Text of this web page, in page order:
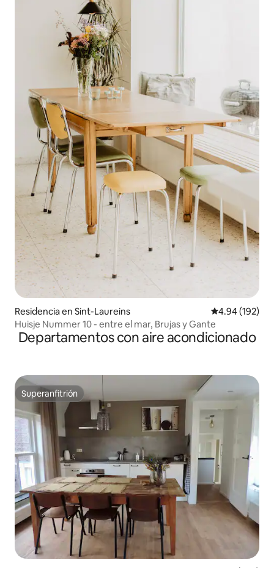
Residencia en Sint-Laureins Calificación
4.94 (192)
Huisje Nummer 10 - entre el mar, Brujas y Gante
Departamentos con aire acondicionado
Superanfitrión
Superanfitrión